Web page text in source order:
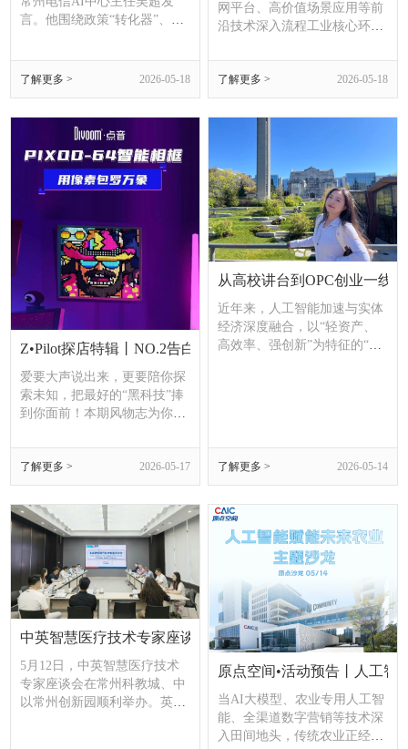
言。他围绕政策“转化器”、场
务OPC创业者的工作思路。
了解更多 > 2026-05-18
网平台、高价值场景应用等前
沿技术深入流程工业核心环
向智能决策与高效协同的新阶
段。从设备智能运维到生产全
流程优化，从国产化工业操作
系统到跨行业跨领域平台赋
能，AI正在重塑工业制造的底
层逻辑。
了解更多 > 2026-05-18
Z•Pilot探店特辑丨NO.2告白季甜蜜预警，解锁AI高能浪漫（
爱要大声说出来，更要陪你探
索未知，把最好的“黑科技”捧
到你面前！本期风物志为你臻
白季好物，无论送恋人、朋
友，还是温柔犒劳自己，都兼
具颜值、实用性与仪式感~这
个520，来Z·Pilot赴一场AI之
约，感受科技赋予的浪漫与便
捷
了解更多 > 2026-05-17
从高校讲台到OPC创业一线
近年来，人工智能加速与实体
经济深度融合，以“轻资产、
高效率、强创新”为特征的“超
能预警与处置领域实现关键技
的，正是常州本土培育的青年
创业者刘雅莉。
了解更多 > 2026-05-14
中英智慧医疗技术专家座谈会在园区成功举办
5月12日，中英智慧医疗技术
专家座谈会在常州科教城、中
以常州创新园顺利举办。英国
原点空间•活动预告丨人工智
当AI大模型、农业专用人工智
能、全渠道数字营销等技术深
入田间地头，传统农业正经历